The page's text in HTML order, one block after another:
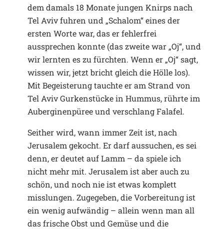
dem damals 18 Monate jungen Knirps nach
Tel Aviv fuhren und „Schalom“ eines der
ersten Worte war, das er fehlerfrei
aussprechen konnte (das zweite war „Oj“, und
wir lernten es zu fürchten. Wenn er „Oj“ sagt,
wissen wir, jetzt bricht gleich die Hölle los).
Mit Begeisterung tauchte er am Strand von
Tel Aviv Gurkenstücke in Hummus, rührte im
Auberginenpüree und verschlang Falafel.
Seither wird, wann immer Zeit ist, nach
Jerusalem gekocht. Er darf aussuchen, es sei
denn, er deutet auf Lamm – da spiele ich
nicht mehr mit. Jerusalem ist aber auch zu
schön, und noch nie ist etwas komplett
misslungen. Zugegeben, die Vorbereitung ist
ein wenig aufwändig – allein wenn man all
das frische Obst und Gemüse und die